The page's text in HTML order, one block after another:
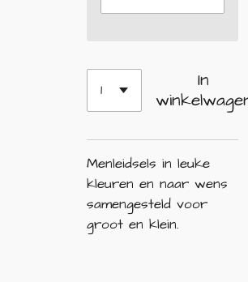
In
Menleidsels in leuke
kleuren en naar wens
samengesteld voor
groot en klein.